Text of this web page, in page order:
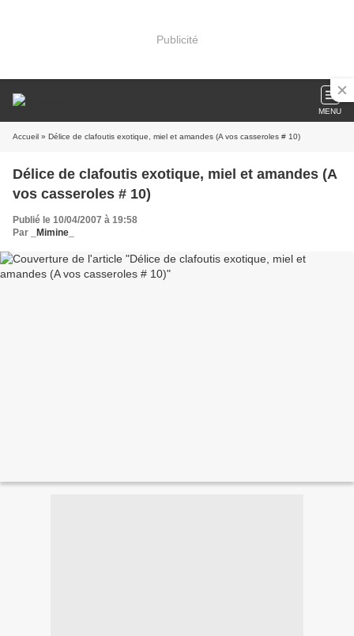
Publicité
MENU
Accueil » Délice de clafoutis exotique, miel et amandes (A vos casseroles # 10)
Délice de clafoutis exotique, miel et amandes (A
vos casseroles # 10)
Publié le 10/04/2007 à 19:58
Par
_Mimine_